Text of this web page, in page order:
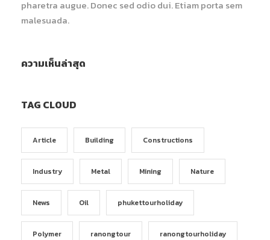
pharetra augue. Donec sed odio dui. Etiam porta sem
malesuada.
ความเห็นล่าสุด
TAG CLOUD
Article Building Constructions
Industry Metal Mining Nature
News Oil phukettourholiday
Polymer ranongtour ranongtourholiday